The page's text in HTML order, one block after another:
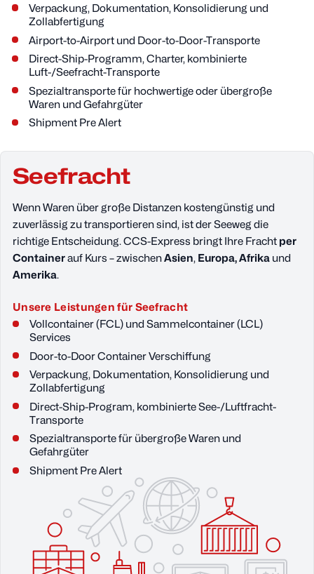
Verpackung, Dokumentation, Konsolidierung und
Zollabfertigung
Airport-to-Airport und Door-to-Door-Transporte
Direct-Ship-Programm, Charter, kombinierte
Luft-/Seefracht-Transporte
Spezialtransporte für hochwertige oder übergroße
Waren und Gefahrgüter
Shipment Pre Alert
Seefracht
Wenn Waren über große Distanzen kostengünstig und
zuverlässig zu transportieren sind, ist der Seeweg die
richtige Entscheidung. CCS-Express bringt Ihre Fracht per
Containerauf Kurs – zwischenAsien, Europa, Afrikaund
Amerika.
Unsere Leistungen für Seefracht
Vollcontainer (FCL) und Sammelcontainer (LCL)
Services
Door-to-Door Container Verschiffung
Verpackung, Dokumentation, Konsolidierung und
Zollabfertigung
Direct-Ship-Program, kombinierte See-/Luftfracht-
Transporte
Spezialtransporte für übergroße Waren und
Gefahrgüter
Shipment Pre Alert